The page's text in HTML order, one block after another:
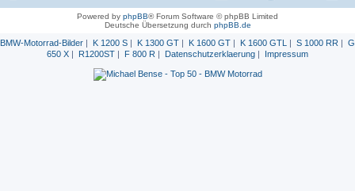
Powered by phpBB® Forum Software © phpBB Limited
Deutsche Übersetzung durch phpBB.de
BMW-Motorrad-Bilder | K 1200 S | K 1300 GT | K 1600 GT | K 1600 GTL | S 1000 RR | G
650 X | R1200ST | F 800 R | Datenschutzerklaerung | Impressum